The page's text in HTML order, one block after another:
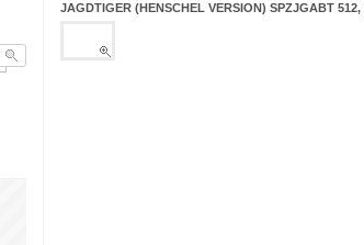
JAGDTIGER (HENSCHEL VERSION) SPZJGABT